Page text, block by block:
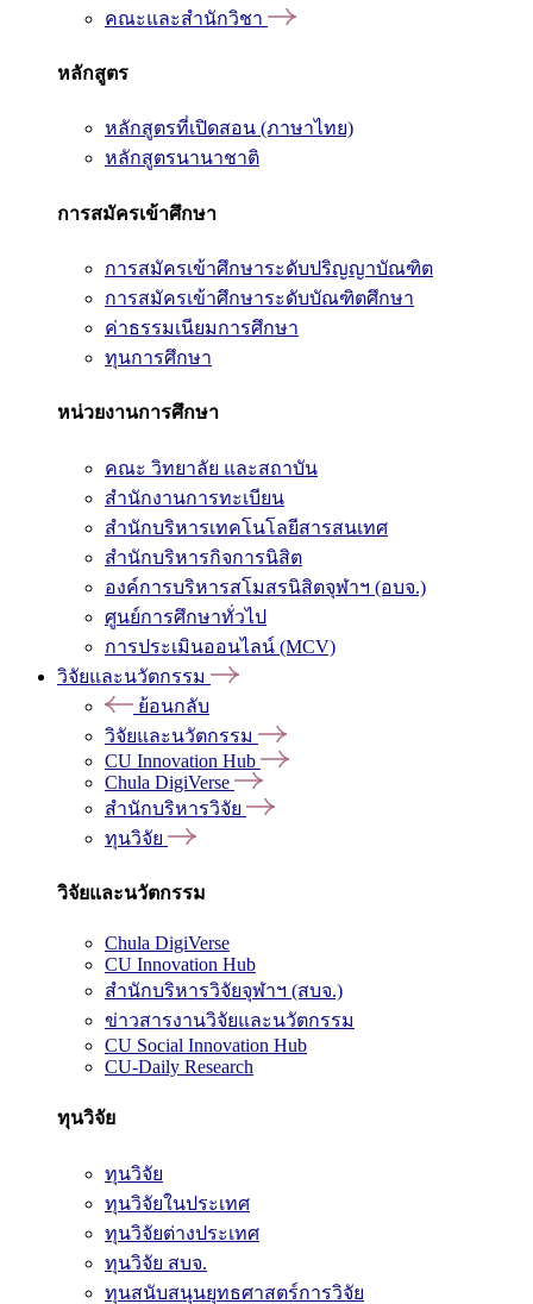
คณะและสำนักวิชา
หลักสูตร
หลักสูตรที่เปิดสอน (ภาษาไทย)
หลักสูตรนานาชาติ
การสมัครเข้าศึกษา
การสมัครเข้าศึกษาระดับปริญญาบัณฑิต
การสมัครเข้าศึกษาระดับบัณฑิตศึกษา
ค่าธรรมเนียมการศึกษา
ทุนการศึกษา
หน่วยงานการศึกษา
คณะ วิทยาลัย และสถาบัน
สำนักงานการทะเบียน
สำนักบริหารเทคโนโลยีสารสนเทศ
สำนักบริหารกิจการนิสิต
องค์การบริหารสโมสรนิสิตจุฬาฯ (อบจ.)
ศูนย์การศึกษาทั่วไป
การประเมินออนไลน์ (MCV)
วิจัยและนวัตกรรม
ย้อนกลับ
วิจัยและนวัตกรรม
CU Innovation Hub
Chula DigiVerse
สำนักบริหารวิจัย
ทุนวิจัย
วิจัยและนวัตกรรม
Chula DigiVerse
CU Innovation Hub
สำนักบริหารวิจัยจุฬาฯ (สบจ.)
ข่าวสารงานวิจัยและนวัตกรรม
CU Social Innovation Hub
CU-Daily Research
ทุนวิจัย
ทุนวิจัย
ทุนวิจัยในประเทศ
ทุนวิจัยต่างประเทศ
ทุนวิจัย สบจ.
ทุนสนับสนุนยุทธศาสตร์การวิจัย